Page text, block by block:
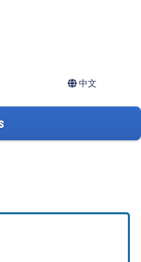
中文